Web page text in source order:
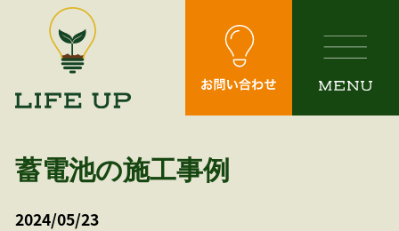
content
蓄電池の施工事例
2024/05/23